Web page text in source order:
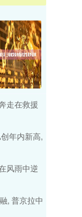
走在救援
年内新高,
风雨中逆
, 普京拉中